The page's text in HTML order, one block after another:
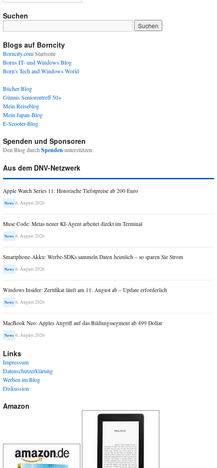
Suchen
Blogs auf Borncity
Borncity.comStartseite
Borns IT- und Windows Blog
Born's Tech and Windows World
Bücher-Blog
Günnis Seniorentreff 50+
Mein Reiseblog
Mein Japan-Blog
E-Scooter-Blog
Spenden und Sponsoren
Den Blog durchSpendenunterstützen.
Aus dem DNV-Netzwerk
Apple Watch Series 11: Historische Tiefstpreise ab 200 Euro
News 6. August 2026
Muse Code: Metas neuer KI-Agent arbeitet direkt im Terminal
News 6. August 2026
Smartphone-Akku: Werbe-SDKs sammeln Daten heimlich – so sparen Sie Strom
News 6. August 2026
Windows Insider: Zertifikat läuft am 11. August ab – Update erforderlich
News 6. August 2026
MacBook Neo: Apples Angriff auf das Bildungssegment ab 499 Dollar
News 6. August 2026
Links
Impressum
Datenschutzerklärung
Werben im Blog
Diskussion
Amazon